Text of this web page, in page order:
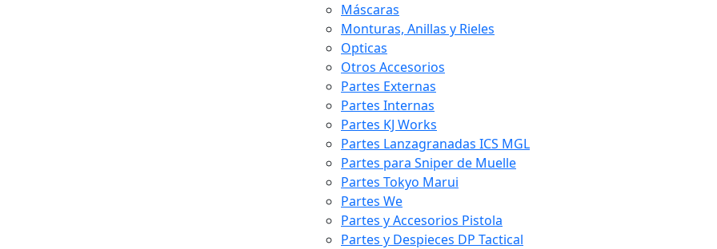
Máscaras
Monturas, Anillas y Rieles
Opticas
Otros Accesorios
Partes Externas
Partes Internas
Partes KJ Works
Partes Lanzagranadas ICS MGL
Partes para Sniper de Muelle
Partes Tokyo Marui
Partes We
Partes y Accesorios Pistola
Partes y Despieces DP Tactical